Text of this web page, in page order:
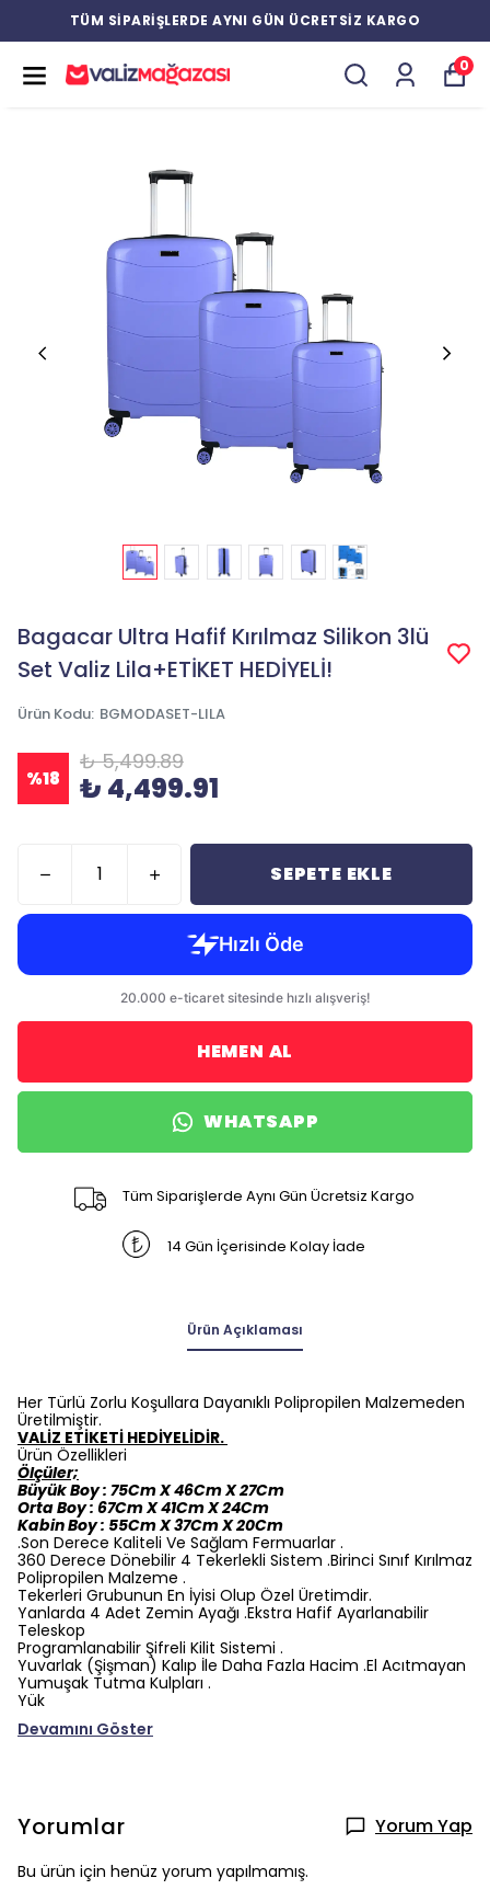
TÜM SİPARİŞLERDE AYNI GÜN ÜCRETSİZ KARGO
0
Bagacar Ultra Hafif Kırılmaz Silikon 3lü
Set Valiz Lila+ETİKET HEDİYELİ!
Ürün Kodu: BGMODASET-LILA
%18
₺ 5,499.89
₺ 4,499.91
SEPETE EKLE
HEMEN AL
WHATSAPP
Tüm Siparişlerde Aynı Gün Ücretsiz Kargo
14 Gün İçerisinde Kolay İade
Ürün Açıklaması
Her Türlü Zorlu Koşullara Dayanıklı Polipropilen Malzemeden
Üretilmiştir.
VALİZ ETİKETİ HEDİYELİDİR.
Ürün Özellikleri
Ölçüler;
Büyük Boy : 75Cm X 46Cm X 27Cm
Orta Boy : 67Cm X 41Cm X 24Cm
Kabin Boy : 55Cm X 37Cm X 20Cm
.Son Derece Kaliteli Ve Sağlam Fermuarlar .
360 Derece Dönebilir 4 Tekerlekli Sistem .Birinci Sınıf Kırılmaz
Polipropilen Malzeme .
Tekerleri Grubunun En İyisi Olup Özel Üretimdir.
Yanlarda 4 Adet Zemin Ayağı .Ekstra Hafif Ayarlanabilir
Teleskop
Programlanabilir Şifreli Kilit Sistemi .
Yuvarlak (Şişman) Kalıp İle Daha Fazla Hacim .El Acıtmayan
Yumuşak Tutma Kulpları .
Yük
Devamını Göster
Yorumlar Yorum Yap
Bu ürün için henüz yorum yapılmamış.